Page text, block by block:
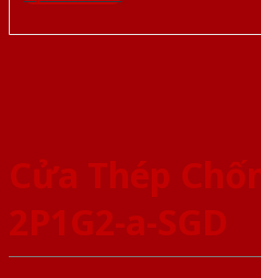
Cửa Thép
2P1G2-a-SGD